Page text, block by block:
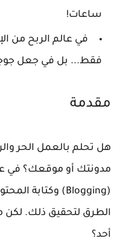
ساعات!
في عالم الربح من
فقط... بل في جعل
مقدمة
هل تحلم بالعمل الحر
مدونتك أو موقعك؟ في
الطرق لتحقيق ذلك. لكن
أحد؟